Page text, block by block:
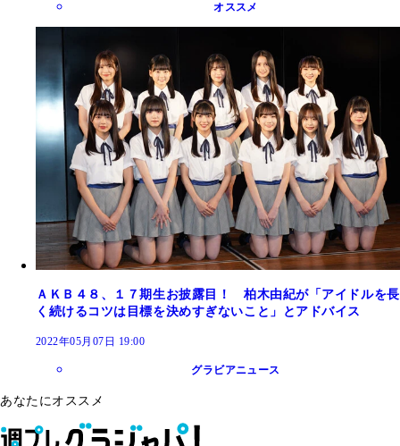
オススメ
ＡＫＢ４８、１７期生お披露目！ 柏木由紀が「アイドルを長
く続けるコツは目標を決めすぎないこと」とアドバイス
2022年05月07日 19:00
グラビアニュース
あなたにオススメ